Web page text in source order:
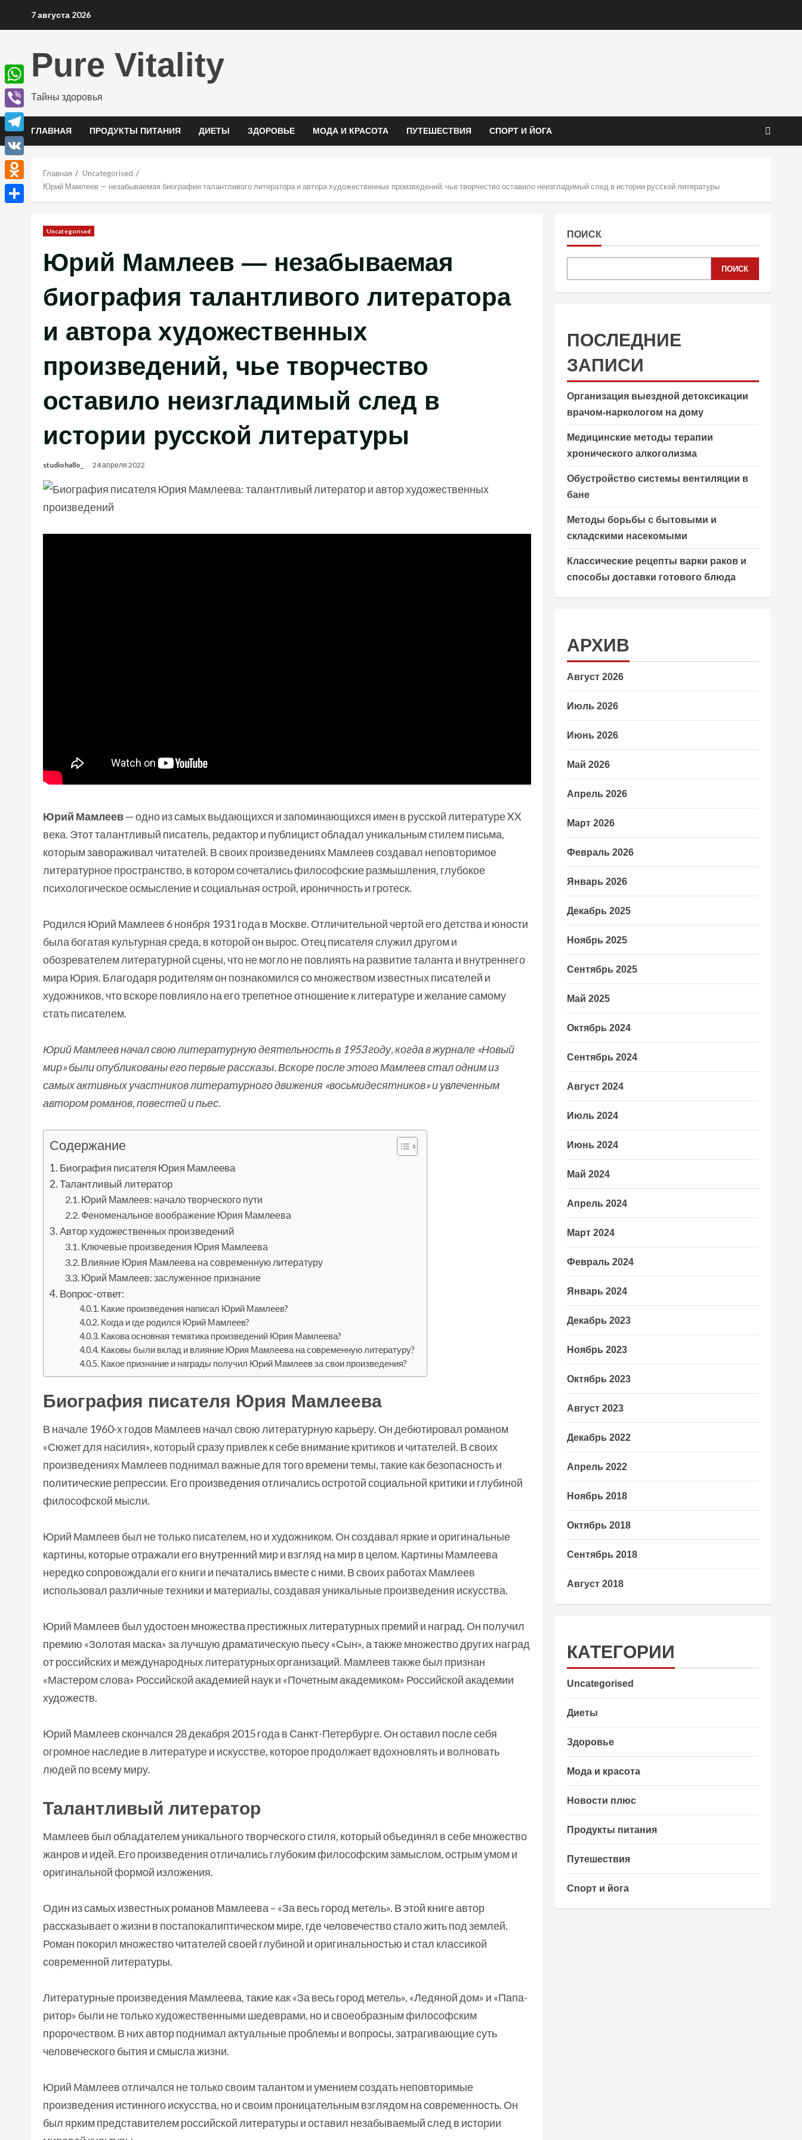
7 августа 2026
Pure Vitality
Тайны здоровья
ГЛАВНАЯ ПРОДУКТЫ ПИТАНИЯ ДИЕТЫ ЗДОРОВЬЕ МОДА И КРАСОТА ПУТЕШЕСТВИЯ СПОРТ И ЙОГА
Главная
Uncategorised
Юрий Мамлеев — незабываемая биография талантливого литератора и автора художественных произведений, чье творчество оставило неизгладимый след в истории русской литературы
Uncategorised
Юрий Мамлеев — незабываемая
биография талантливого литератора
и автора художественных
произведений, чье творчество
оставило неизгладимый след в
истории русской литературы
studiohallo_ 24 апреля 2022
Юрий Мамлеев— одно из самых выдающихся и запоминающихся имен в русской литературе XX
века. Этот талантливый писатель, редактор и публицист обладал уникальным стилем письма,
которым завораживал читателей. В своих произведениях Мамлеев создавал неповторимое
литературное пространство, в котором сочетались философские размышления, глубокое
психологическое осмысление и социальная острой, ироничность и гротеск.
Родился Юрий Мамлеев 6 ноября 1931 года в Москве. Отличительной чертой его детства и юности
была богатая культурная среда, в которой он вырос. Отец писателя служил другом и
обозревателем литературной сцены, что не могло не повлиять на развитие таланта и внутреннего
мира Юрия. Благодаря родителям он познакомился со множеством известных писателей и
художников, что вскоре повлияло на его трепетное отношение к литературе и желание самому
стать писателем.
Юрий Мамлеев начал свою литературную деятельность в 1953 году, когда в журнале «Новый
мир» были опубликованы его первые рассказы. Вскоре после этого Мамлеев стал одним из
самых активных участников литературного движения «восьмидесятников» и увлеченным
автором романов, повестей и пьес.
Содержание
Биография писателя Юрия Мамлеева
Талантливый литератор
Юрий Мамлеев: начало творческого пути
Феноменальное воображение Юрия Мамлеева
Автор художественных произведений
Ключевые произведения Юрия Мамлеева
Влияние Юрия Мамлеева на современную литературу
Юрий Мамлеев: заслуженное признание
Вопрос-ответ:
Какие произведения написал Юрий Мамлеев?
Когда и где родился Юрий Мамлеев?
Какова основная тематика произведений Юрия Мамлеева?
Каковы были вклад и влияние Юрия Мамлеева на современную литературу?
Какое признание и награды получил Юрий Мамлеев за свои произведения?
Биография писателя Юрия Мамлеева
В начале 1960-х годов Мамлеев начал свою литературную карьеру. Он дебютировал романом
«Сюжет для насилия», который сразу привлек к себе внимание критиков и читателей. В своих
произведениях Мамлеев поднимал важные для того времени темы, такие как безопасность и
политические репрессии. Его произведения отличались остротой социальной критики и глубиной
философской мысли.
Юрий Мамлеев был не только писателем, но и художником. Он создавал яркие и оригинальные
картины, которые отражали его внутренний мир и взгляд на мир в целом. Картины Мамлеева
нередко сопровождали его книги и печатались вместе с ними. В своих работах Мамлеев
использовал различные техники и материалы, создавая уникальные произведения искусства.
Юрий Мамлеев был удостоен множества престижных литературных премий и наград. Он получил
премию «Золотая маска» за лучшую драматическую пьесу «Сын», а также множество других наград
от российских и международных литературных организаций. Мамлеев также был признан
«Мастером слова» Российской академией наук и «Почетным академиком» Российской академии
художеств.
Юрий Мамлеев скончался 28 декабря 2015 года в Санкт-Петербурге. Он оставил после себя
огромное наследие в литературе и искусстве, которое продолжает вдохновлять и волновать
людей по всему миру.
Талантливый литератор
Мамлеев был обладателем уникального творческого стиля, который объединял в себе множество
жанров и идей. Его произведения отличались глубоким философским замыслом, острым умом и
оригинальной формой изложения.
Один из самых известных романов Мамлеева – «За весь город метель». В этой книге автор
рассказывает о жизни в постапокалиптическом мире, где человечество стало жить под землей.
Роман покорил множество читателей своей глубиной и оригинальностью и стал классикой
современной литературы.
Литературные произведения Мамлеева, такие как «За весь город метель», «Ледяной дом» и «Папа-
ритор» были не только художественными шедеврами, но и своеобразным философским
пророчеством. В них автор поднимал актуальные проблемы и вопросы, затрагивающие суть
человеческого бытия и смысла жизни.
Юрий Мамлеев отличался не только своим талантом и умением создать неповторимые
произведения истинного искусства, но и своим проницательным взглядом на современность. Он
был ярким представителем российской литературы и оставил незабываемый след в истории
ПОИСК
ПОИСК
ПОСЛЕДНИЕ
ЗАПИСИ
Организация выездной детоксикации
врачом-наркологом на дому
Медицинские методы терапии
хронического алкоголизма
Обустройство системы вентиляции в
бане
Методы борьбы с бытовыми и
складскими насекомыми
Классические рецепты варки раков и
способы доставки готового блюда
АРХИВ
Август 2026
Июль 2026
Июнь 2026
Май 2026
Апрель 2026
Март 2026
Февраль 2026
Январь 2026
Декабрь 2025
Ноябрь 2025
Сентябрь 2025
Май 2025
Октябрь 2024
Сентябрь 2024
Август 2024
Июль 2024
Июнь 2024
Май 2024
Апрель 2024
Март 2024
Февраль 2024
Январь 2024
Декабрь 2023
Ноябрь 2023
Октябрь 2023
Август 2023
Декабрь 2022
Апрель 2022
Ноябрь 2018
Октябрь 2018
Сентябрь 2018
Август 2018
КАТЕГОРИИ
Uncategorised
Диеты
Здоровье
Мода и красота
Новости плюс
Продукты питания
Путешествия
Спорт и йога
WhatsApp
Viber
Telegram
VK
Odnoklassniki